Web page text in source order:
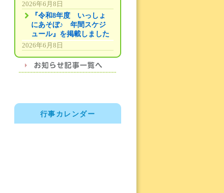
2026年6月8日
『令和8年度 いっしょ
にあそぼ♪ 年間スケジ
ュール』を掲載しました
2026年6月8日
行事カレンダー